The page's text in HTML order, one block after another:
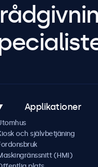
Applikationer
och självbetjäning
(HMI)